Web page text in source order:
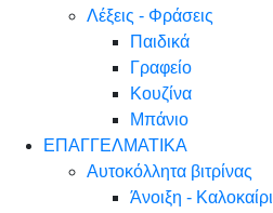
Λέξεις - Φράσεις
Παιδικά
Γραφείο
Κουζίνα
Μπάνιο
ΕΠΑΓΓΕΛΜΑΤΙΚΑ
Αυτοκόλλητα βιτρίνας
Άνοιξη - Καλοκαίρι